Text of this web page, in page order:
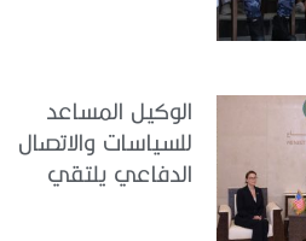
الوكيل المساعد
للسياسات والاتصال
الدفاعي يلتقي